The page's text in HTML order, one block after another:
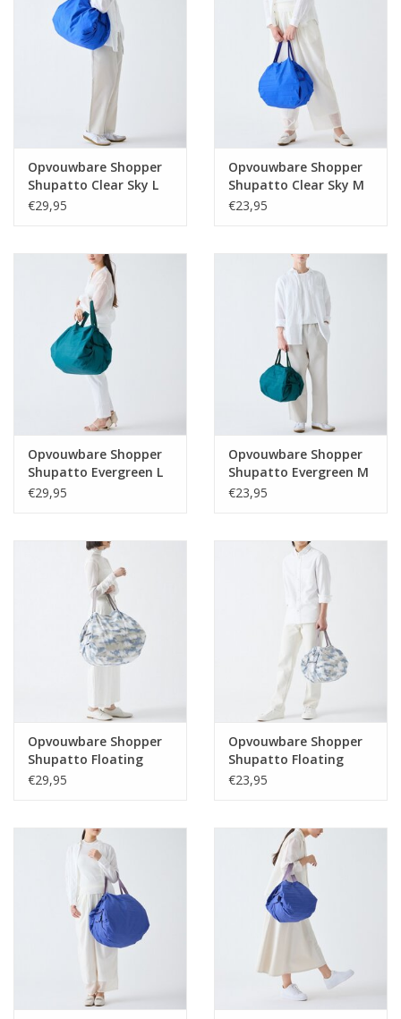
Opvouwbare Shopper
Shupatto Clear Sky L
€29,95
Opvouwbare Shopper
Shupatto Clear Sky M
€23,95
Opvouwbare Shopper
Shupatto Evergreen L
€29,95
Opvouwbare Shopper
Shupatto Evergreen M
€23,95
Opvouwbare Shopper
Shupatto Floating
Clouds L
€29,95
Opvouwbare Shopper
Shupatto Floating
Clouds M
€23,95